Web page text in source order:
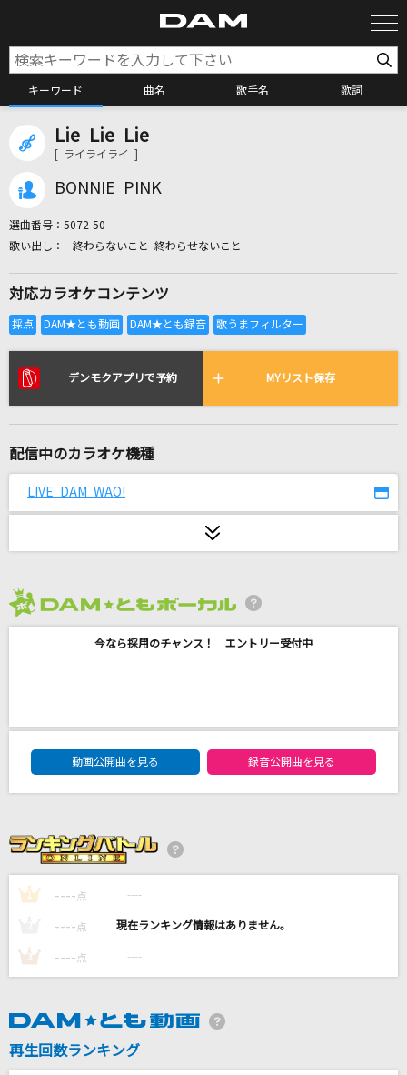
キーワード 曲名 歌手名 歌詞
全国りれき
リアルタイムで歌われている曲の一覧
幾億光年
革命少女S
Brand New
岡本真夜
フラレガイガール
[生音]Wherever you are
柊マグネタイト
Lie Lie Lie
[ ライライライ ]
BONNIE PINK
選曲番号： 5072-50
終わらないこと 終わらせないこと
対応カラオケコンテンツ
デンモクアプリで予約 MYリスト保存
配信中のカラオケ機種
LIVE DAM WAO!
今なら採用のチャンス！ エントリー受付中
DAM★ともボーカルエントリーランキング
動画公開曲を見る
録音公開曲を見る
1 ---- 点 ----
---- 点 ----
3 ---- 点 ----
再生回数ランキング